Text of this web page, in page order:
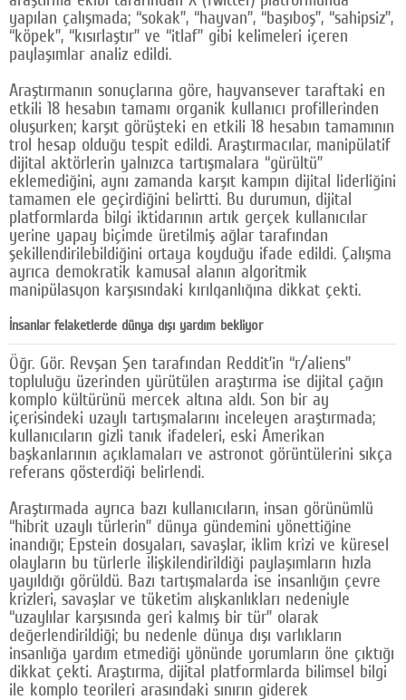
yapılan çalışmada; “sokak”, “hayvan”, “başıboş”, “sahipsiz”,
“köpek”, “kısırlaştır” ve “itlaf” gibi kelimeleri içeren
paylaşımlar analiz edildi.
Araştırmanın sonuçlarına göre, hayvansever taraftaki en
etkili 18 hesabın tamamı organik kullanıcı profillerinden
oluşurken; karşıt görüşteki en etkili 18 hesabın tamamının
trol hesap olduğu tespit edildi. Araştırmacılar, manipülatif
dijital aktörlerin yalnızca tartışmalara “gürültü”
eklemediğini, aynı zamanda karşıt kampın dijital liderliğini
tamamen ele geçirdiğini belirtti. Bu durumun, dijital
platformlarda bilgi iktidarının artık gerçek kullanıcılar
yerine yapay biçimde üretilmiş ağlar tarafından
şekillendirilebildiğini ortaya koyduğu ifade edildi. Çalışma
ayrıca demokratik kamusal alanın algoritmik
manipülasyon karşısındaki kırılganlığına dikkat çekti.
İnsanlar felaketlerde dünya dışı yardım bekliyor
Öğr. Gör. Revşan Şen tarafından Reddit’in “r/aliens”
topluluğu üzerinden yürütülen araştırma ise dijital çağın
komplo kültürünü mercek altına aldı. Son bir ay
içerisindeki uzaylı tartışmalarını inceleyen araştırmada;
kullanıcıların gizli tanık ifadeleri, eski Amerikan
başkanlarının açıklamaları ve astronot görüntülerini sıkça
referans gösterdiği belirlendi.
Araştırmada ayrıca bazı kullanıcıların, insan görünümlü
“hibrit uzaylı türlerin” dünya gündemini yönettiğine
inandığı; Epstein dosyaları, savaşlar, iklim krizi ve küresel
olayların bu türlerle ilişkilendirildiği paylaşımların hızla
yayıldığı görüldü. Bazı tartışmalarda ise insanlığın çevre
krizleri, savaşlar ve tüketim alışkanlıkları nedeniyle
“uzaylılar karşısında geri kalmış bir tür” olarak
değerlendirildiği; bu nedenle dünya dışı varlıkların
insanlığa yardım etmediği yönünde yorumların öne çıktığı
dikkat çekti. Araştırma, dijital platformlarda bilimsel bilgi
ile komplo teorileri arasındaki sınırın giderek